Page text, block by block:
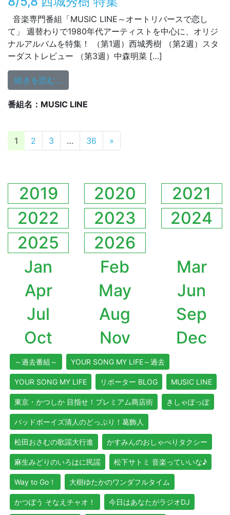
音楽専門番組「MUSIC LINE～オートリバースで恋し
て」 週替わりで1980年代アーティストを中心に、オリジ
ナルアルバムを特集！ （第1週）西城秀樹 （第2週）スタ
ーダストレビュー （第3週）中森明菜 […]
続きを読む…
番組名：MUSIC LINE
投稿ナビゲーション
1 2 3 … 36 »
2019 2020
2021
2022
2023
2024
2025
2026
Jan
Feb
Mar
Apr
May
Jun
Jul
Aug
Sep
Oct
Nov Dec
～過去番組～ YOUR SONG MY LIFE～過去
YOUR SONG MY LIFE リポーター BLOG MUSIC LINE
東京・かつしか 目指せ！プレミアム商店街 きしゃぽっぽ
バッドボーイズ清人のどっぷり！葛飾人
松田おさむの歌謡大行進 かすみんのおしゃべりタクシー
麻生みどりのいろはに民謡 松下サトミ 音楽っていいな♪
Way to Go！ 大樹ゆたかのワンダフルタイム
かつぼう そなえチャオ！ 今日はあなたがラジオDJ